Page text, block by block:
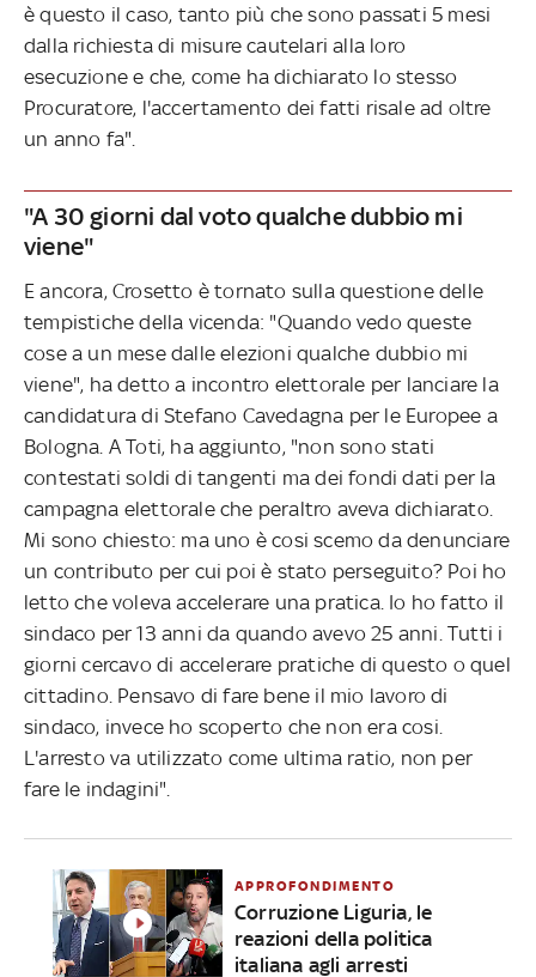
è questo il caso, tanto più che sono passati 5 mesi
dalla richiesta di misure cautelari alla loro
esecuzione e che, come ha dichiarato lo stesso
Procuratore, l'accertamento dei fatti risale ad oltre
un anno fa".
"A 30 giorni dal voto qualche dubbio mi
viene"
E ancora, Crosetto è tornato sulla questione delle
tempistiche della vicenda: "Quando vedo queste
cose a un mese dalle elezioni qualche dubbio mi
viene", ha detto a incontro elettorale per lanciare la
candidatura di Stefano Cavedagna per le Europee a
Bologna. A Toti, ha aggiunto, "non sono stati
contestati soldi di tangenti ma dei fondi dati per la
campagna elettorale che peraltro aveva dichiarato.
Mi sono chiesto: ma uno è cosi scemo da denunciare
un contributo per cui poi è stato perseguito? Poi ho
letto che voleva accelerare una pratica. Io ho fatto il
sindaco per 13 anni da quando avevo 25 anni. Tutti i
giorni cercavo di accelerare pratiche di questo o quel
cittadino. Pensavo di fare bene il mio lavoro di
sindaco, invece ho scoperto che non era cosi.
L'arresto va utilizzato come ultima ratio, non per
fare le indagini".
APPROFONDIMENTO
Corruzione Liguria, le
reazioni della politica
italiana agli arresti